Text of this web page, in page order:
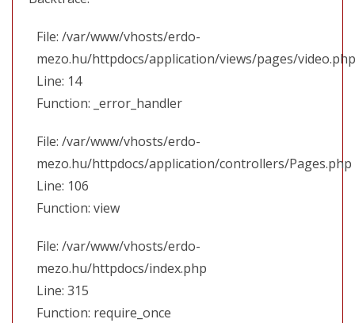
File: /var/www/vhosts/erdo-
mezo.hu/httpdocs/application/views/pages/video.php
Line: 14
Function: _error_handler
File: /var/www/vhosts/erdo-
mezo.hu/httpdocs/application/controllers/Pages.php
Line: 106
Function: view
File: /var/www/vhosts/erdo-
mezo.hu/httpdocs/index.php
Line: 315
Function: require_once